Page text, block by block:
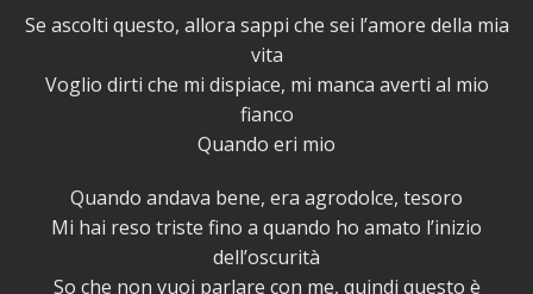
Se ascolti questo, allora sappi che sei l’amore della mia
vita
Voglio dirti che mi dispiace, mi manca averti al mio
fianco
Quando eri mio
Quando andava bene, era agrodolce, tesoro
Mi hai reso triste fino a quando ho amato l’inizio
dell’oscurità
So che non vuoi parlare con me, quindi questo è